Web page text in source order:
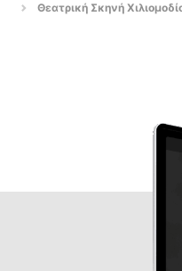
Θεατρική Σκηνή